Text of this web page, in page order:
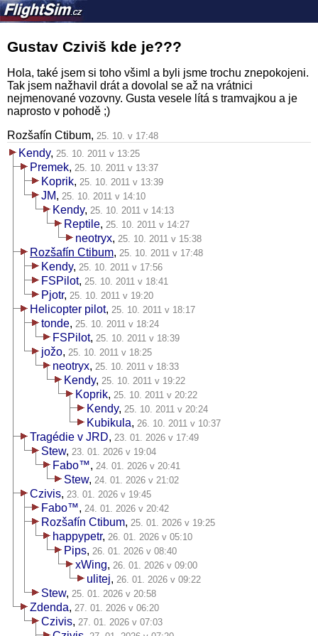
Gustav Cziviš kde je???
Hola, také jsem si toho všiml a byli jsme trochu znepokojeni.
Tak jsem nažhavil drát a dovolal se až na vrátnici
nejmenované vozovny. Gusta vesele lítá s tramvajkou a je
naprosto v pohodě ;)
Rozšafín Ctibum, 25. 10. v 17:48
Kendy, 25. 10. 2011 v 13:25
Premek, 25. 10. 2011 v 13:37
Koprik, 25. 10. 2011 v 13:39
JM, 25. 10. 2011 v 14:10
Kendy, 25. 10. 2011 v 14:13
Reptile, 25. 10. 2011 v 14:27
neotryx, 25. 10. 2011 v 15:38
Rozšafín Ctibum, 25. 10. 2011 v 17:48
Kendy, 25. 10. 2011 v 17:56
FSPilot, 25. 10. 2011 v 18:41
Pjotr, 25. 10. 2011 v 19:20
Helicopter pilot, 25. 10. 2011 v 18:17
tonde, 25. 10. 2011 v 18:24
FSPilot, 25. 10. 2011 v 18:39
jožo, 25. 10. 2011 v 18:25
neotryx, 25. 10. 2011 v 18:33
Kendy, 25. 10. 2011 v 19:22
Koprik, 25. 10. 2011 v 20:22
Kendy, 25. 10. 2011 v 20:24
Kubikula, 26. 10. 2011 v 10:37
Tragédie v JRD, 23. 01. 2026 v 17:49
Stew, 23. 01. 2026 v 19:04
Fabo™, 24. 01. 2026 v 20:41
Stew, 24. 01. 2026 v 21:02
Czivis, 23. 01. 2026 v 19:45
Fabo™, 24. 01. 2026 v 20:42
Rozšafín Ctibum, 25. 01. 2026 v 19:25
happypetr, 26. 01. 2026 v 05:10
Pips, 26. 01. 2026 v 08:40
xWing, 26. 01. 2026 v 09:00
ulitej, 26. 01. 2026 v 09:22
Stew, 25. 01. 2026 v 20:58
Zdenda, 27. 01. 2026 v 06:20
Czivis, 27. 01. 2026 v 07:03